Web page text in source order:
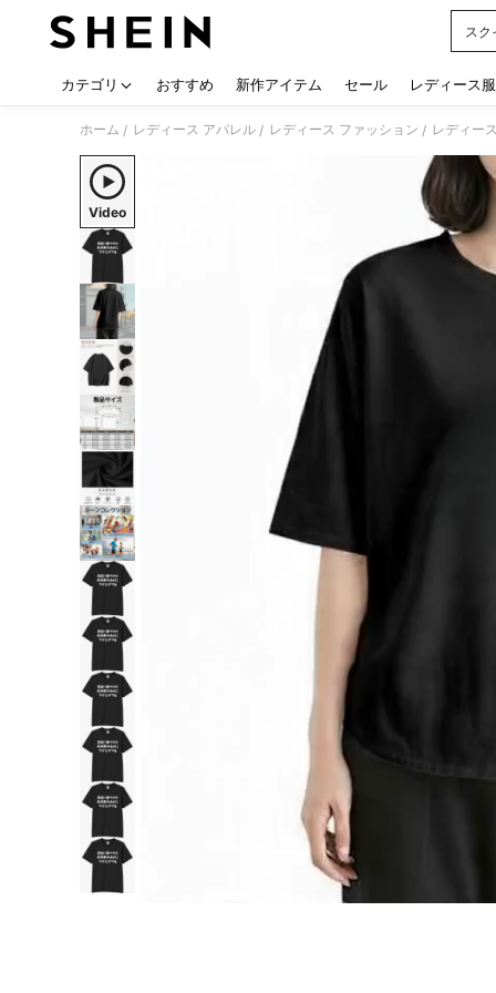
スク
カテゴリ おすすめ 新作アイテム セール レディース服
ホーム / レディース アパレル / レディース ファッション / レディー
Video